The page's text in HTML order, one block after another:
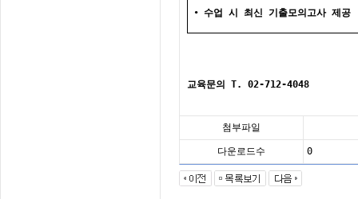
• 수업 시 최신 기출모의고사 제공
교육문의 T. 02-712-4048
첨부파일
다운로드수 0